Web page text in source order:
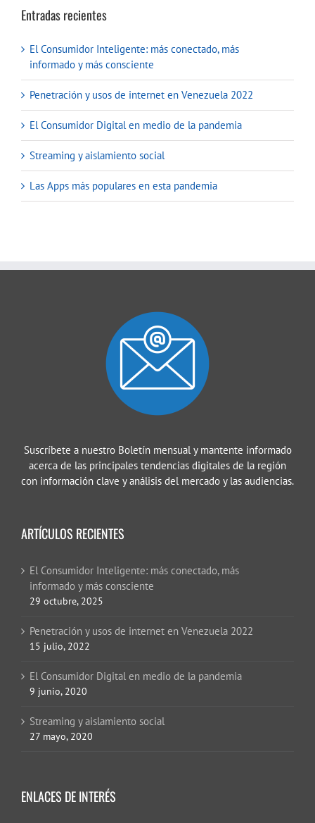
Entradas recientes
El Consumidor Inteligente: más conectado, más
informado y más consciente
Penetración y usos de internet en Venezuela 2022
El Consumidor Digital en medio de la pandemia
Streaming y aislamiento social
Las Apps más populares en esta pandemia
Suscríbete a nuestro Boletín mensual y mantente informado
acerca de las principales tendencias digitales de la región
con información clave y análisis del mercado y las audiencias.
ARTÍCULOS RECIENTES
El Consumidor Inteligente: más conectado, más
informado y más consciente
29 octubre, 2025
Penetración y usos de internet en Venezuela 2022
15 julio, 2022
El Consumidor Digital en medio de la pandemia
9 junio, 2020
Streaming y aislamiento social
27 mayo, 2020
ENLACES DE INTERÉS